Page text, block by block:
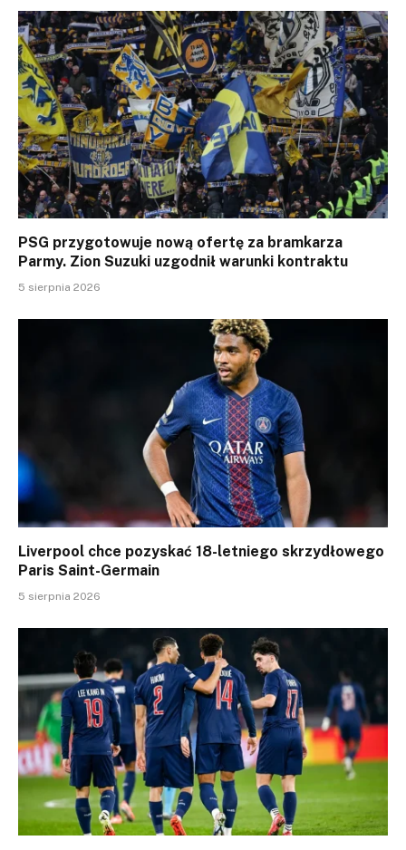
PSG przygotowuje nową ofertę za bramkarza
Parmy. Zion Suzuki uzgodnił warunki kontraktu
5 sierpnia 2026
Liverpool chce pozyskać 18-letniego skrzydłowego
Paris Saint-Germain
5 sierpnia 2026